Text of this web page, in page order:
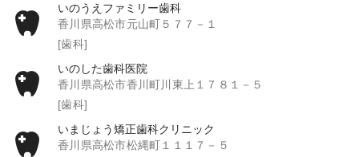
いのうえファミリー歯科
香川県高松市元山町５７７－１
[歯科]
いのした歯科医院
香川県高松市香川町川東上１７８１－５
[歯科]
いまじょう矯正歯科クリニック
香川県高松市松縄町１１１７－５